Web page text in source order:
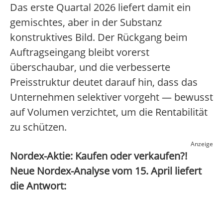
Das erste Quartal 2026 liefert damit ein
gemischtes, aber in der Substanz
konstruktives Bild. Der Rückgang beim
Auftragseingang bleibt vorerst
überschaubar, und die verbesserte
Preisstruktur deutet darauf hin, dass das
Unternehmen selektiver vorgeht — bewusst
auf Volumen verzichtet, um die Rentabilität
zu schützen.
Anzeige
Nordex-Aktie: Kaufen oder verkaufen?!
Neue Nordex-Analyse vom 15. April liefert
die Antwort: